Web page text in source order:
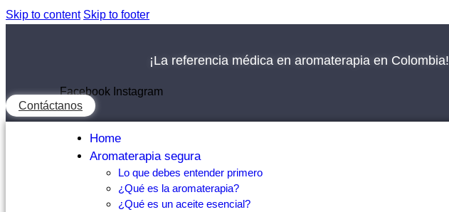
Skip to content Skip to footer
¡La referencia médica en aromaterapia en Colombia!
Facebook Instagram
Contáctanos
Home
Aromaterapia segura
Lo que debes entender primero
¿Qué es la aromaterapia?
¿Qué es un aceite esencial?